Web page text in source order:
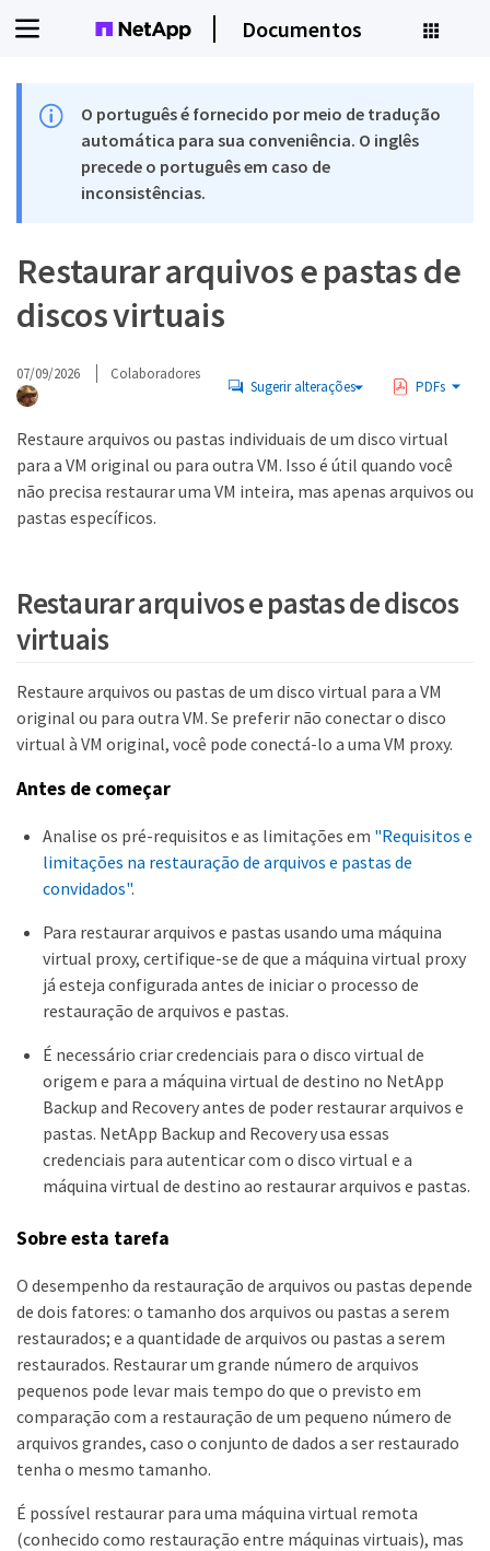
Documentos
O português é fornecido por meio de tradução
automática para sua conveniência. O inglês
precede o português em caso de
inconsistências.
Restaurar arquivos e pastas de
discos virtuais
07/09/2026 Colaboradores
Sugerir alterações PDFs
Restaure arquivos ou pastas individuais de um disco virtual
para a VM original ou para outra VM. Isso é útil quando você
não precisa restaurar uma VM inteira, mas apenas arquivos ou
pastas específicos.
Restaurar arquivos e pastas de discos
virtuais
Restaure arquivos ou pastas de um disco virtual para a VM
original ou para outra VM. Se preferir não conectar o disco
virtual à VM original, você pode conectá-lo a uma VM proxy.
Antes de começar
Analise os pré-requisitos e as limitações em "Requisitos e
limitações na restauração de arquivos e pastas de
convidados".
Para restaurar arquivos e pastas usando uma máquina
virtual proxy, certifique-se de que a máquina virtual proxy
já esteja configurada antes de iniciar o processo de
restauração de arquivos e pastas.
É necessário criar credenciais para o disco virtual de
origem e para a máquina virtual de destino no NetApp
Backup and Recovery antes de poder restaurar arquivos e
pastas. NetApp Backup and Recovery usa essas
credenciais para autenticar com o disco virtual e a
máquina virtual de destino ao restaurar arquivos e pastas.
Sobre esta tarefa
O desempenho da restauração de arquivos ou pastas depende
de dois fatores: o tamanho dos arquivos ou pastas a serem
restaurados; e a quantidade de arquivos ou pastas a serem
restaurados. Restaurar um grande número de arquivos
pequenos pode levar mais tempo do que o previsto em
comparação com a restauração de um pequeno número de
arquivos grandes, caso o conjunto de dados a ser restaurado
tenha o mesmo tamanho.
É possível restaurar para uma máquina virtual remota
(conhecido como restauração entre máquinas virtuais), mas